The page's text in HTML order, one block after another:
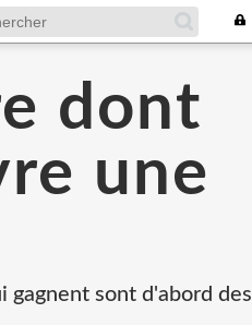
dont
une
gagnent sont d'abord des